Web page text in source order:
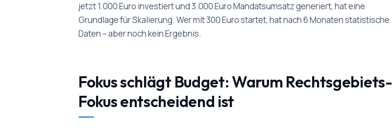
jetzt 1.000 Euro investiert und 3.000 Euro Mandatsumsatz generiert, hat eine
Grundlage für Skalierung. Wer mit 300 Euro startet, hat nach 6 Monaten statistische
Daten – aber noch kein Ergebnis.
Fokus schlägt Budget: Warum Rechtsgebiets-
Fokus entscheidend ist